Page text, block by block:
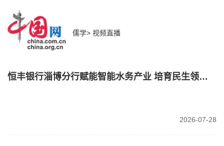
儒学> 视频直播
恒丰银行淄博分行赋能智能水务产业 培育民生领域新质生产力
2026-07-28